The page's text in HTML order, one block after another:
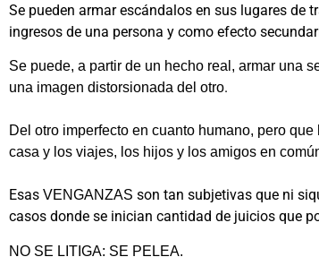
Se pueden armar escándalos en sus lugares de
ingresos de una persona y como efecto
Se puede, a partir de un hecho real, armar una
una imagen distorsionada del otro.
Del otro imperfecto en cuanto humano, pero
casa y los viajes, los hijos y los amigos en
Esas VENGANZAS son tan subjetivas que ni
casos donde se inician cantidad de juicios que
NO SE LITIGA: SE PELEA.